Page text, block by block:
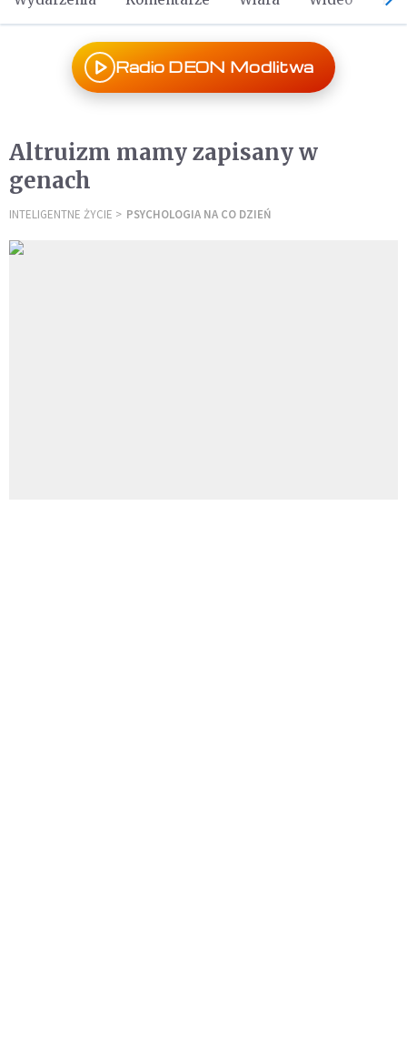
Radio DEON Modlitwa
Altruizm mamy zapisany w
genach
INTELIGENTNE ŻYCIE PSYCHOLOGIA NA CO DZIEŃ